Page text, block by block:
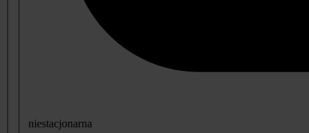
niestacjonarna